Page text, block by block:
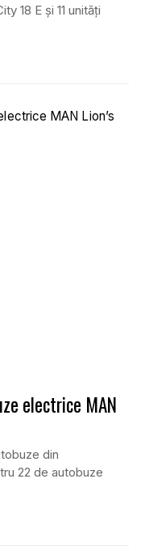
18 E și 11 unități
electrice MAN
din
22 de autobuze